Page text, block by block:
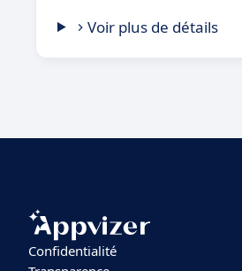
Voir plus de détails
Confidentialité